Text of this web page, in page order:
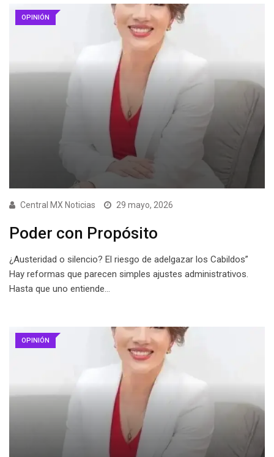
OPINIÓN
Central MX Noticias 29 mayo, 2026
Poder con Propósito
¿Austeridad o silencio? El riesgo de adelgazar los Cabildos”
Hay reformas que parecen simples ajustes administrativos.
Hasta que uno entiende…
OPINIÓN